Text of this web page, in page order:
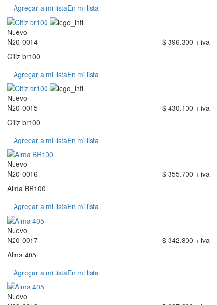
Agregar a mi listaEn mi lista
Nuevo
N20-0014
$ 396.300 + iva
Citiz br100
Agregar a mi listaEn mi lista
Nuevo
N20-0015
$ 430.100 + iva
Citiz br100
Agregar a mi listaEn mi lista
Nuevo
N20-0016
$ 355.700 + iva
Alma BR100
Agregar a mi listaEn mi lista
Nuevo
N20-0017
$ 342.800 + iva
Alma 405
Agregar a mi listaEn mi lista
Nuevo